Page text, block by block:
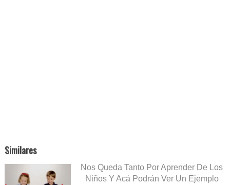
Similares
Nos Queda Tanto Por Aprender De Los
Niños Y Acá Podrán Ver Un Ejemplo